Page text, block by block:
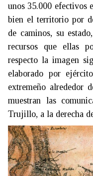
unos 35.000 efectivos
bien el territorio por
de caminos, su
recursos que ellas
respecto la imagen
elaborado por
extremeño alrededor
muestran las
Trujillo, a la derecha